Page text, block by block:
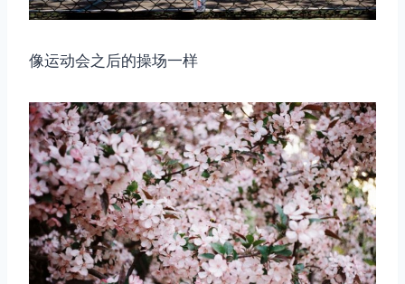
像运动会之后的操场一样